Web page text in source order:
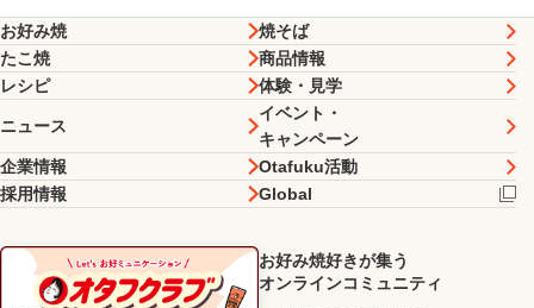
お好み焼
焼そば
たこ焼
商品情報
レシピ
体験・見学
ニュース
イベント・
キャンペーン
企業情報
Otafuku活動
採用情報
Global
お好み焼好きが集う
オンラインコミュニティ